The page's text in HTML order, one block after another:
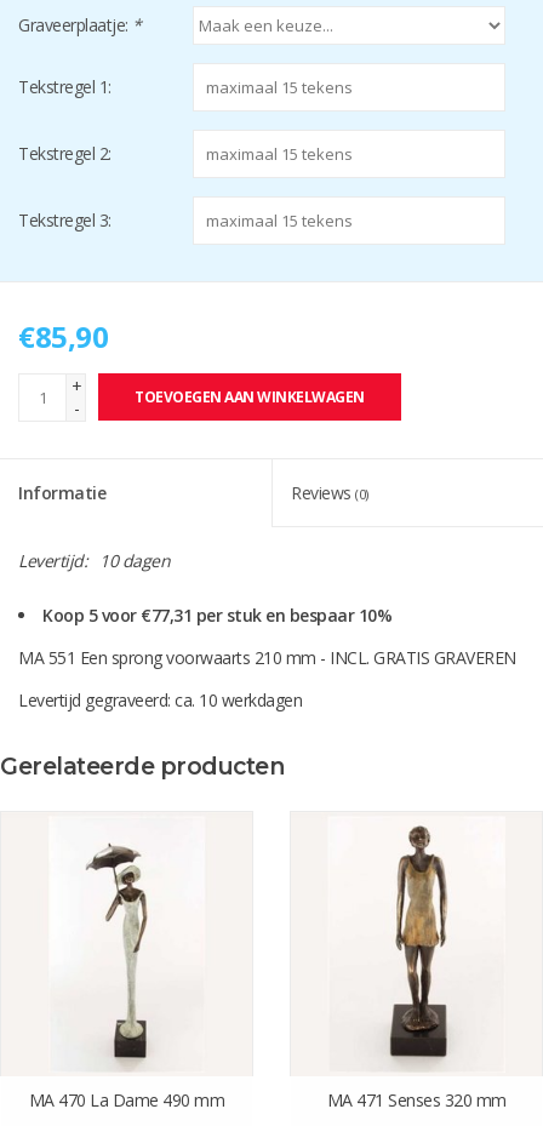
Graveerplaatje: *
Tekstregel 1:
Tekstregel 2:
Tekstregel 3:
€85,90
+
-
TOEVOEGEN AAN WINKELWAGEN
Informatie Reviews (0)
Levertijd: 10 dagen
Koop 5 voor €77,31 per stuk en bespaar 10%
MA 551 Een sprong voorwaarts 210 mm - INCL. GRATIS GRAVEREN
Levertijd gegraveerd: ca. 10 werkdagen
Gerelateerde producten
MA 470 La Dame 490 mm MA 471 Senses 320 mm